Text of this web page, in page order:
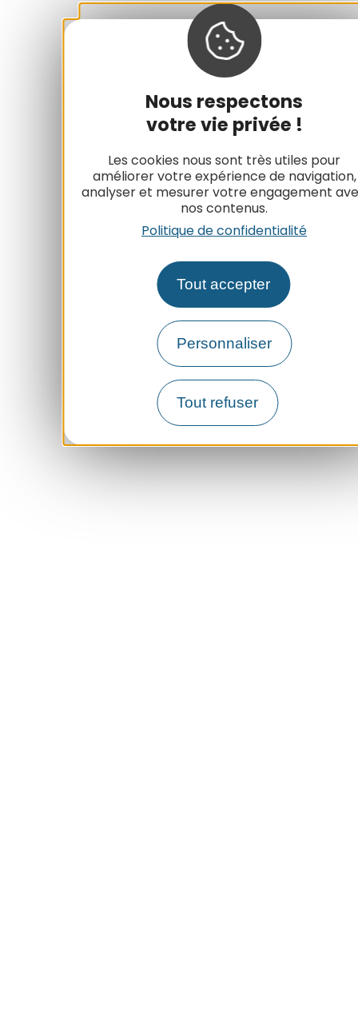
Nous respectons
votre vie privée !
Les cookies nous sont très utiles pour
améliorer votre expérience de navigation,
analyser et mesurer votre engagement
nos contenus.
Politique de confidentialité
Tout accepter
Personnaliser
Tout refuser